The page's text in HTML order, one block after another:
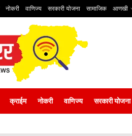
नोकरी वाणिज्य सरकारी योजना सामाजिक आणखी
क्राईम नोकरी वाणिज्य सरकारी योजना